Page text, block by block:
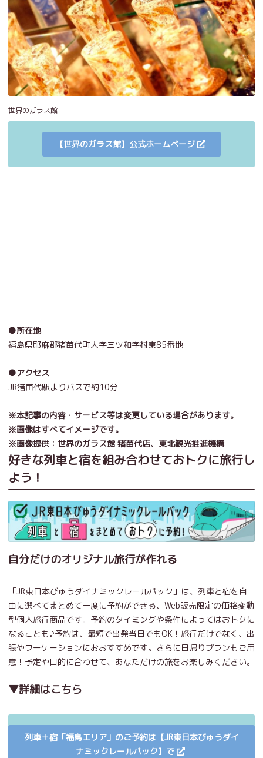
世界のガラス館
【世界のガラス館】公式ホームページ
●所在地
福島県耶麻郡猪苗代町大字三ツ和字村東85番地
●アクセス
JR猪苗代駅よりバスで約10分
※本記事の内容・サービス等は変更している場合があります。
※画像はすべてイメージです。
※画像提供：世界のガラス館 猪苗代店、東北観光推進機構
好きな列車と宿を組み合わせておトクに旅行し
よう！
自分だけのオリジナル旅行が作れる
「JR東日本びゅうダイナミックレールパック」は、列車と宿を自
由に選べてまとめて一度に予約ができる、Web販売限定の価格変動
型個人旅行商品です。予約のタイミングや条件によってはおトクに
なることも♪予約は、最短で出発当日でもOK！旅行だけでなく、出
張やワーケーションにおおすすめです。さらに日帰りプランもご用
意！予定や目的に合わせて、あなただけの旅をお楽しみください。
▼詳細はこちら
列車＋宿「福島エリア」のご予約は【JR東日本びゅうダイ
ナミックレールパック】で